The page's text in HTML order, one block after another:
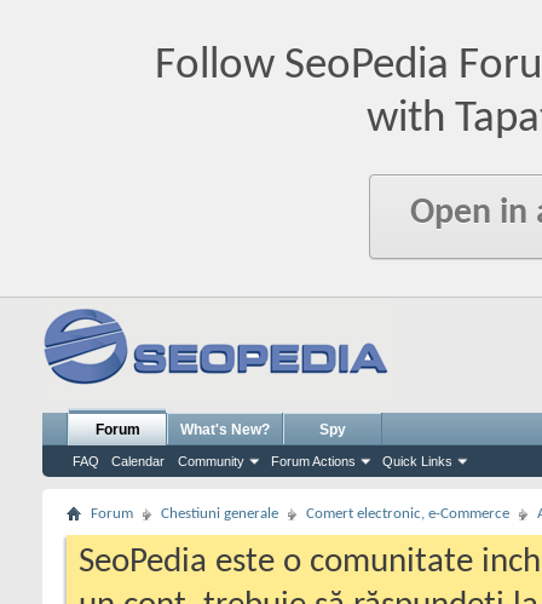
Follow SeoPedia
with
Open in
Forum
FAQ Calendar Community Forum Actions Quick Links
What's New? Spy
Forum Chestiuni generale Comert electronic, e-Commerce
SeoPedia este o comunitate